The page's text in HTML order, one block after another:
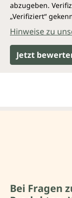
abzugeben.
„Verifiziert“
Hinweise zu
Jetzt
Bei Fragen